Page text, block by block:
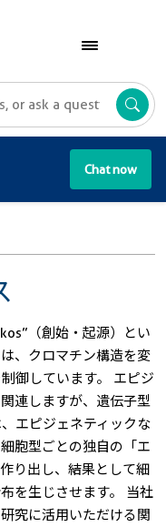
Chat now
（創始・起源）とい
、クロマチン構造を変
御しています。 エピジ
連しますが、遺伝子型
エピジェネティックな
胞型ごとの独自の「エ
り出し、結果として細
を生じさせます。 当社
究に活用いただける関